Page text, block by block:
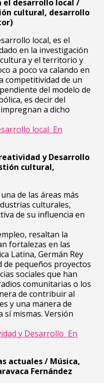
el desarrollo local /
cultural, desarrollo
local, es el
en la investigación
y el territorio y
a poco va calando en
competitividad de un
del modelo de
es decir del
a dicho
local En
y Desarrollo
cultural,
de las áreas más
culturales,
de su influencia en
resaltan la
fortalezas en las
Latina, Germán Rey
de pequeños proyectos
sociales que han
comunitarias o los
de contribuir al
y una manera de
mismas. Versión
y Desarrollo En
actuales / Música,
Fernández